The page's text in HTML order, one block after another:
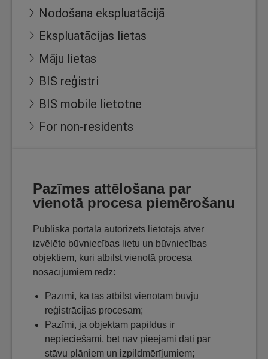
Nodošana ekspluatācijā
Ekspluatācijas lietas
Māju lietas
BIS reģistri
BIS mobile lietotne
For non-residents
Pazīmes attēlošana par
vienotā procesa piemērošanu
Publiskā portāla autorizēts lietotājs atver
izvēlēto būvniecības lietu un būvniecības
objektiem, kuri atbilst vienotā procesa
nosacījumiem redz:
Pazīmi, ka tas atbilst vienotam būvju
reģistrācijas procesam;
Pazīmi, ja objektam papildus ir
nepieciešami, bet nav pieejami dati par
stāvu plāniem un izpildmērījumiem;